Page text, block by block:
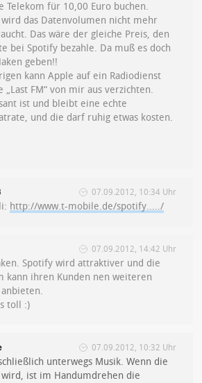
Telekom für 10,00 Euro buchen.
wird das Datenvolumen nicht mehr
Das wäre der gleiche Preis, den
bei Spotify bezahle. Da muß es doch
geben!!
kann Apple auf ein Radiodienst
„Last FM“ von mir aus verzichten.
ist und bleibt eine echte
und die darf ruhig etwas kosten.
07.09.2012, 10:34 Uhr
http://www.t-mobile.de/spotify...../
07.09.2012, 14:42 Uhr
Spotify wird attraktiver und die
kann ihren Kunden nen weiteren
toll :)
07.09.2012, 10:32 Uhr
unterwegs Musik. Wenn die
ist im Handumdrehen die